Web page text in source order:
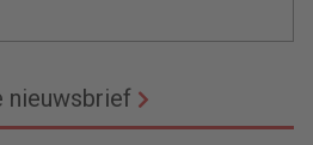
nieuwsbrief